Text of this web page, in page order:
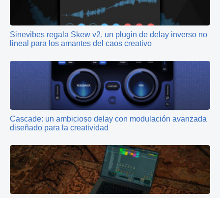
Sinevibes regala Skew v2, un plugin de delay inverso no
lineal para los amantes del caos creativo
Cascade: un ambicioso delay con modulación avanzada
diseñado para la creatividad